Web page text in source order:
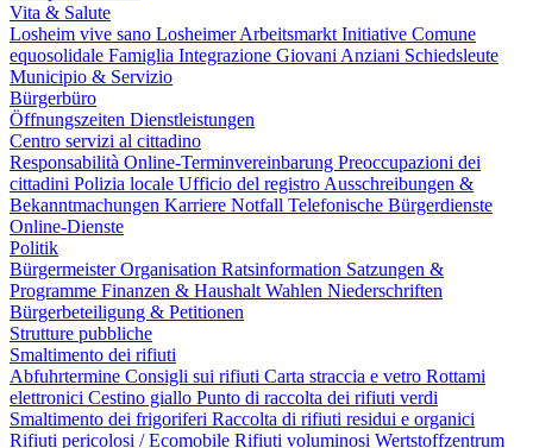
Vita & Salute
Losheim vive sano Losheimer Arbeitsmarkt Initiative Comune
equosolidale Famiglia Integrazione Giovani Anziani Schiedsleute
Municipio & Servizio
Bürgerbüro
Öffnungszeiten Dienstleistungen
Centro servizi al cittadino
Responsabilità Online-Terminvereinbarung Preoccupazioni dei
cittadini Polizia locale Ufficio del registro Ausschreibungen &
Bekanntmachungen Karriere Notfall Telefonische Bürgerdienste
Online-Dienste
Politik
BürgermeisterOrganisation Ratsinformation Satzungen &
Programme Finanzen & Haushalt Wahlen Niederschriften
Bürgerbeteiligung & Petitionen
Strutture pubbliche
Smaltimento dei rifiuti
Abfuhrtermine Consigli sui rifiuti Carta straccia e vetro Rottami
elettronici Cestino giallo Punto di raccolta dei rifiuti verdi
Smaltimento dei frigoriferi Raccolta di rifiuti residui e organici
Rifiuti pericolosi / Ecomobile Rifiuti voluminosi Wertstoffzentrum